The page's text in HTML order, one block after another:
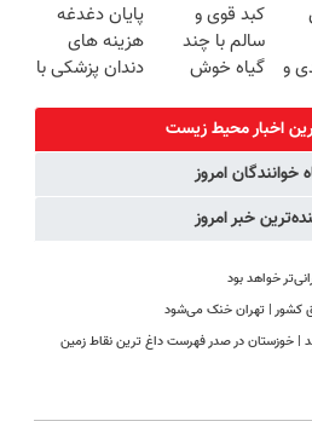
درمان کنی؟
((پرسش‌نامه))
و
کبد قوی و
سالم با چند
گیاه خوش
پایان دغدغه
هزینه های
دندان پزشکی با
اخبار محیط زیست
خوانندگان امروز
خبر امروز
خواهد بود
کشور | تهران خنک می‌شود
خوزستان در صدر فهرست داغ‌ ترین نقاط زمین